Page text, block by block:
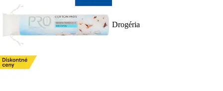
Drogéria